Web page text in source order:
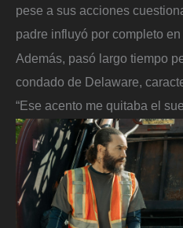
pese a sus acciones
padre influyó por completo en
Además, pasó largo tiempo
condado de Delaware,
“Ese acento me quitaba el